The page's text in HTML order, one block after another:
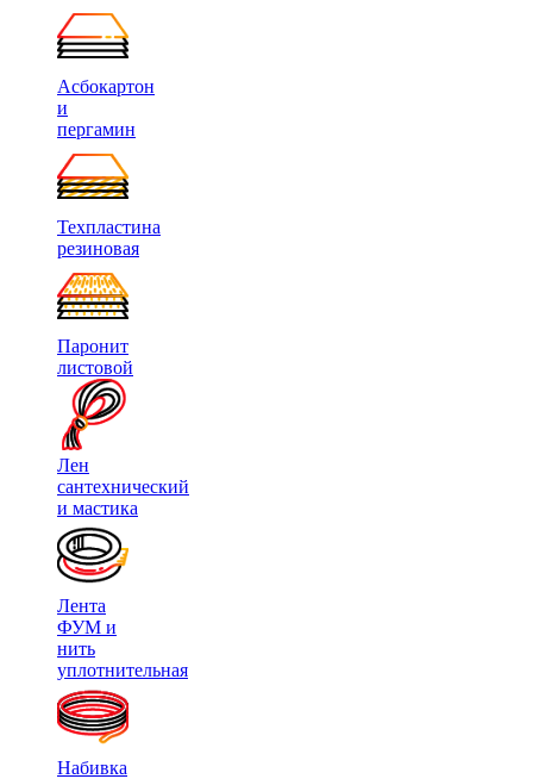
Асбокартон
и
пергамин
Техпластина
резиновая
Паронит
листовой
Лен
сантехнический
и мастика
Лента
ФУМ и
нить
уплотнительная
Набивка